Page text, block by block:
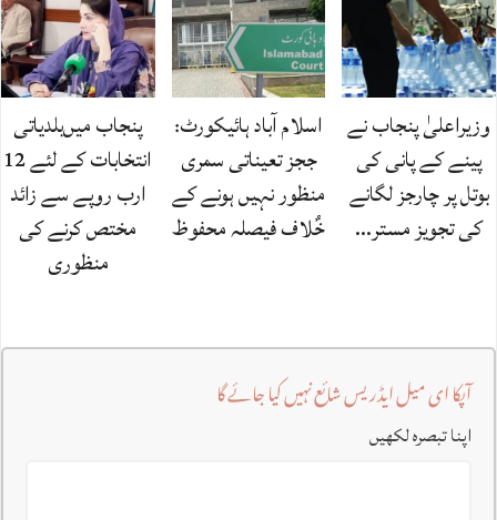
وزیراعلیٰ پنجاب نے
پینے کے پانی کی
بوتل پر چارجز لگانے
کی تجویز مستر…
اسلام آباد ہائیکورٹ:
ججز تعیناتی سمری
منظور نہیں‌ ہونے کے
خٌلاف فیصلہ محفوظ
پنجاب میں‌بلدیاتی
انتخابات کے لئے 12
ارب روپے سے زائد
مختص کرنے کی
منظوری
آپکا ای میل ایڈریس شائع نہیں کیا جائے گا
اپنا تبصرہ لکھیں